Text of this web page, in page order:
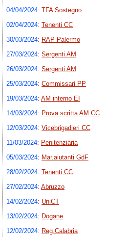
04/04/2024: TFA Sostegno
02/04/2024: Tenenti CC
30/03/2024: RAP Palermo
27/03/2024: Sergenti AM
26/03/2024: Sergenti AM
25/03/2024: Commissari PP
19/03/2024: AM interno EI
14/03/2024: Prova scritta AM CC
12/03/2024: Vicebrigadieri CC
11/03/2024: Penitenziaria
05/03/2024: Mar.aiutanti GdF
28/02/2024: Tenenti CC
27/02/2024: Abruzzo
14/02/2024: UniCT
13/02/2024: Dogane
12/02/2024: Reg.Calabria